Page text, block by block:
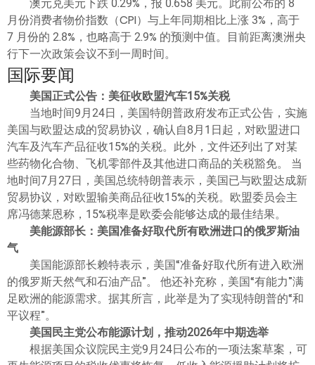
月份消费者物价指数（CPI）与上年同期相比上涨 3%，高于
7 月份的 2.8%，也略高于 2.9% 的预测中值。目前距离澳洲央
行下一次政策会议不到一周时间。
国际要闻
美国正式公告：美征收欧盟汽车15%关税
当地时间9月24日，美国特朗普政府发布正式公告，实施
美国与欧盟达成的贸易协议，确认自8月1日起，对欧盟进口
汽车及汽车产品征收15%的关税。此外，文件还列出了对某
些药物化合物、飞机零部件及其他进口商品的关税豁免。 当
地时间7月27日，美国总统特朗普表示，美国已与欧盟达成新
贸易协议，对欧盟输美商品征收15%的关税。欧盟委员会主
席冯德莱恩称，15%税率是欧委会能够达成的最佳结果。
美能源部长：美国准备好取代所有欧洲进口的俄罗斯油
气
美国能源部长赖特表示，美国“准备好取代所有进入欧洲
的俄罗斯天然气和石油产品”。 他还补充称，美国“有能力”满
足欧洲的能源需求。据其所言，此举是为了实现特朗普的“和
平议程”。
美国民主党公布能源计划，推动2026年中期选举
根据美国众议院民主党9月24日公布的一项法案草案，可